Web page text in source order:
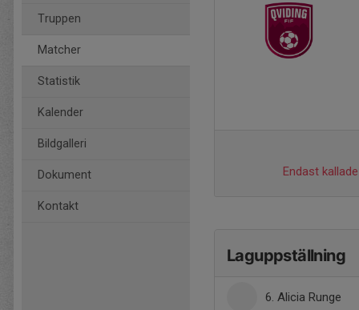
Truppen
Matcher
Statistik
Kalender
Bildgalleri
Dokument
Kontakt
Endast
Laguppställning
6. Alicia Runge